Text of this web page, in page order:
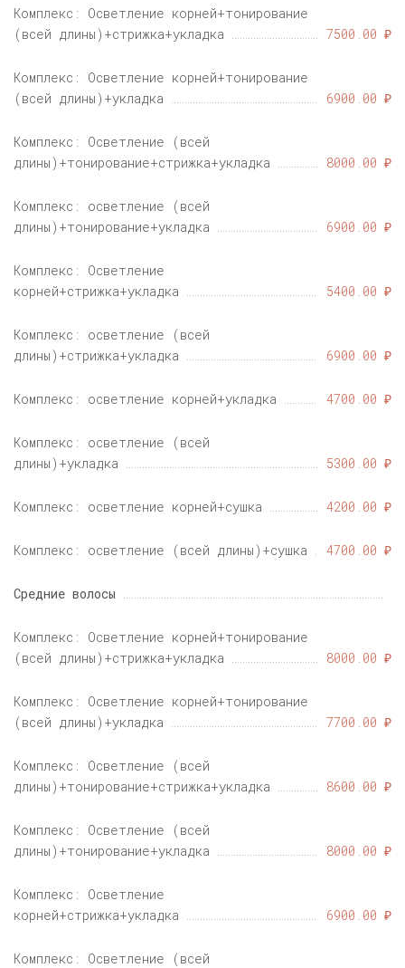
Комплекс: Осветление корней+тонирование
(всей длины)+стрижка+укладка
7500.00 ₽
Комплекс: Осветление корней+тонирование
(всей длины)+укладка
6900.00 ₽
Комплекс: Осветление (всей
длины)+тонирование+стрижка+укладка
8000.00 ₽
Комплекс: осветление (всей
длины)+тонирование+укладка
6900.00 ₽
Комплекс: Осветление
корней+стрижка+укладка
5400.00 ₽
Комплекс: осветление (всей
длины)+стрижка+укладка
6900.00 ₽
Комплекс: осветление корней+укладка 4700.00 ₽
Комплекс: осветление (всей
длины)+укладка
5300.00 ₽
Комплекс: осветление корней+сушка 4200.00 ₽
Комплекс: осветление (всей длины)+сушка 4700.00 ₽
Средние волосы
Комплекс: Осветление корней+тонирование
(всей длины)+стрижка+укладка
8000.00 ₽
Комплекс: Осветление корней+тонирование
(всей длины)+укладка
7700.00 ₽
Комплекс: Осветление (всей
длины)+тонирование+стрижка+укладка
8600.00 ₽
Комплекс: Осветление (всей
длины)+тонирование+укладка
8000.00 ₽
Комплекс: Осветление
корней+стрижка+укладка
6900.00 ₽
Комплекс: Осветление (всей